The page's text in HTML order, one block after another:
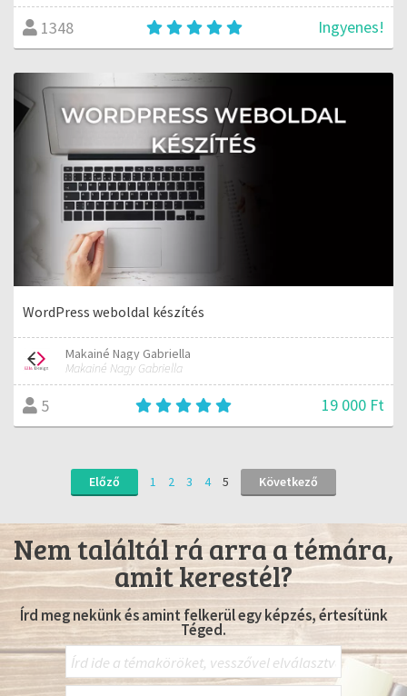
1348 Ingyenes!
WordPress weboldal készítés
Makainé Nagy Gabriella
Makainé Nagy Gabriella
5 19 000 Ft
Előző 1 2 3 4 5 Következő
Nem találtál rá arra a témára,
amit kerestél?
Írd meg nekünk és amint felkerül egy képzés, értesítünk
Téged.